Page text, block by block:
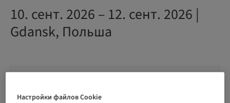
10. сент. 2026 – 12. сент. 2026 |
Gdansk, Польша
Настройки файлов Cookie